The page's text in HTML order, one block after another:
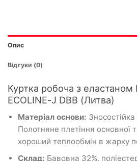
Опис
Відгуки (0)
Куртка робоча з еластаном
ECOLINE-J DBB (Литва)
Матеріалоснови: Зносостійка
Полотняне плетіння основної
хороший теплообмін в жарку
Склад: Бавовна 32%,